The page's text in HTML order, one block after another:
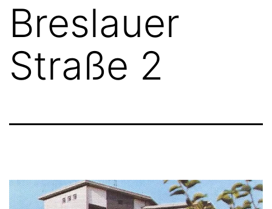
Breslauer
Straße 2